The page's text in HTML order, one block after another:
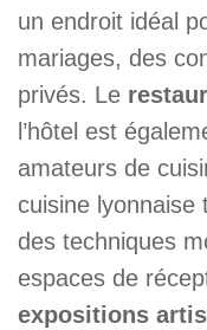
un endroit idéal
mariages, des
privés. Le
l’hôtel est
amateurs de
cuisine lyonnaise
des techniques
espaces de
expositions